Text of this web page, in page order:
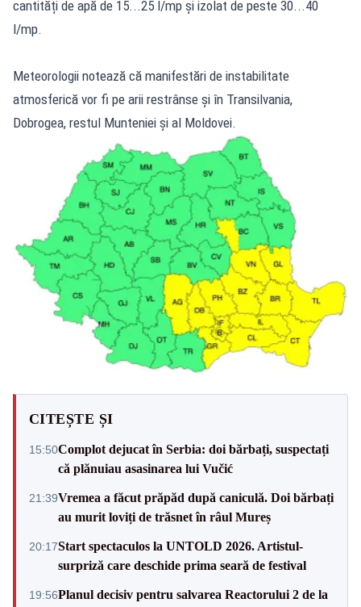
cantități de apă de 15...25 l/mp și izolat de peste 30...40
l/mp.
Meteorologii notează că manifestări de instabilitate
atmosferică vor fi pe arii restrânse și în Transilvania,
Dobrogea, restul Munteniei și al Moldovei.
CITEȘTE ȘI
15:50Complot dejucat în Serbia: doi bărbați, suspectați
că plănuiau asasinarea lui Vučić
21:39Vremea a făcut prăpăd după caniculă. Doi bărbați
au murit loviți de trăsnet în râul Mureș
20:17Start spectaculos la UNTOLD 2026. Artistul-
surpriză care deschide prima seară de festival
19:56Planul decisiv pentru salvarea Reactorului 2 de la